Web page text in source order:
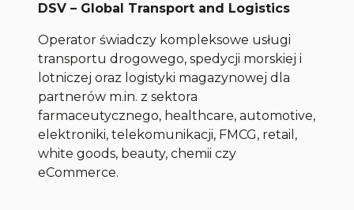
DSV – Global Transport and Logistics
Operator świadczy kompleksowe usługi
transportu drogowego, spedycji morskiej i
lotniczej oraz logistyki magazynowej dla
partnerów m.in. z sektora
farmaceutycznego, healthcare, automotive,
elektroniki, telekomunikacji, FMCG, retail,
white goods, beauty, chemii czy
eCommerce.